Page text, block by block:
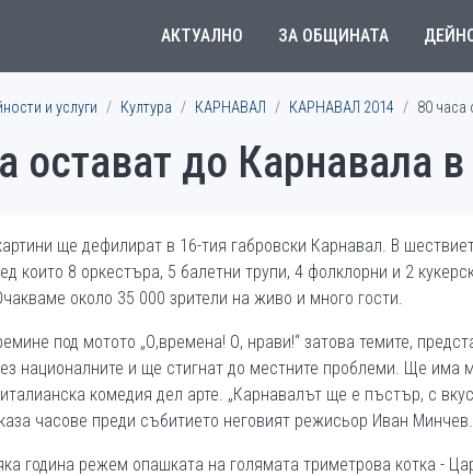
АКТУАЛНО ЗА ОБЩИНАТА
и услуги Култура КАРНАВАЛ КАРНАВАЛ 2014 80 часа
остават до Карнавала
ще дефилират в 16-тия габровски Карнавал. В
които 8 оркестъра, 5 балетни трупи, 4 фолклорни и 2
около 35 000 зрители на живо и много гости.
под мотото „О,времена! О, нрави!“ затова темите,
националните и ще стигнат до местните проблеми. Ще има
комедия дел арте. „Карнавалът ще е пъстър, с
часове преди събитието неговият режисьор Иван Минчев.
година режем опашката на голямата триметрова котка -